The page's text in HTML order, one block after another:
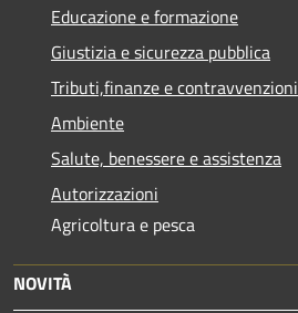
Educazione e formazione
Giustizia e sicurezza pubblica
Tributi,finanze e contravvenzioni
Ambiente
Salute, benessere e assistenza
Autorizzazioni
Agricoltura e pesca
NOVITÀ